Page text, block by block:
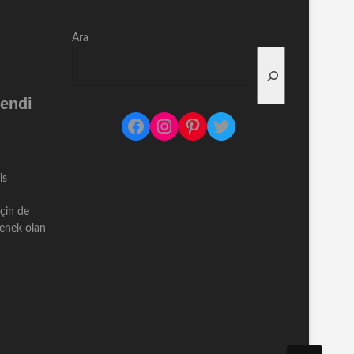
de
olan
Ara
Facebook
Instagram
Pinterest
Twitter